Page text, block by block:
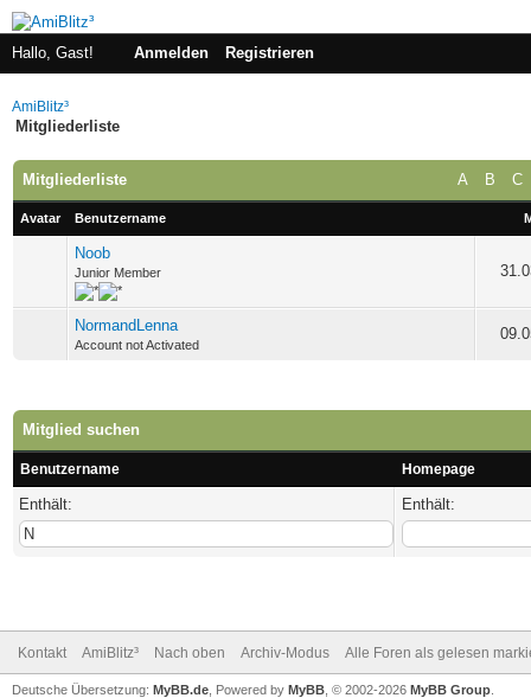
Hallo, Gast! Anmelden Registrieren
AmiBlitz³
Mitgliederliste
A B C
Mitgliederliste
Avatar Benutzername
Noob
Junior Member
NormandLenna
Account not Activated
Mitglied suchen
Benutzername Homepage
Enthält: Enthält:
Kontakt AmiBlitz³ Nach oben Archiv-Modus Alle Foren als gelesen
Deutsche Übersetzung: MyBB.de , Powered by MyBB , © 2002-2026 MyBB Group